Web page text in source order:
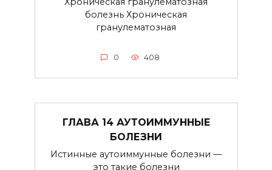
болезнь Хроническая
гранулематозная
0 408
ГЛАВА 14 АУТОИММУННЫЕ
БОЛЕЗНИ
Истинные аутоиммунные болезни —
это такие болезни